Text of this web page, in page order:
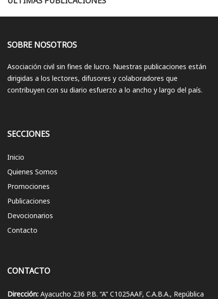
SOBRE NOSOTROS
Asociación civil sin fines de lucro. Nuestras publicaciones están
dirigidas a los lectores, difusores y colaboradores que
contribuyen con su diario esfuerzo a lo ancho y largo del país.
SECCIONES
Inicio
Quienes Somos
Promociones
Publicaciones
Devocionarios
Contacto
CONTACTO
Dirección: Ayacucho 236 P.B. “A” C1025AAF, C.A.B.A., República